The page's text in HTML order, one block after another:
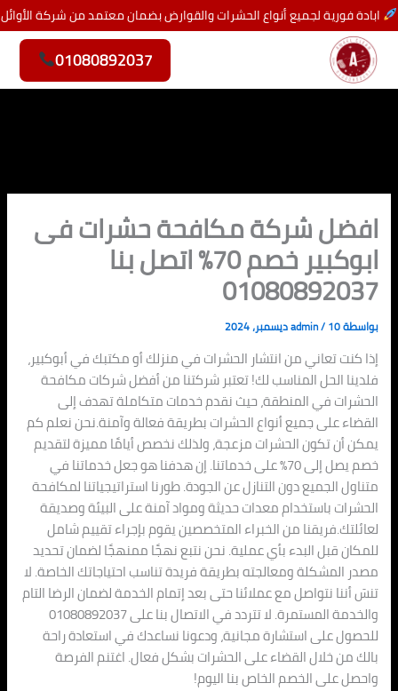
تخطي
إلى
المحتوى
ابادة فورية لجميع أنواع الحشرات والقوارض بضمان معتمد من شركة الأوائل
01080892037
افضل شركة مكافحة حشرات فى
ابوكبير خصم 70% اتصل بنا
01080892037
بواسطة admin/10 ديسمبر، 2024
إذا كنت تعاني من انتشار الحشرات في منزلك أو مكتبك في أبوكبير،
فلدينا الحل المناسب لك! تعتبر شركتنا من أفضل شركات مكافحة
الحشرات في المنطقة، حيث نقدم خدمات متكاملة تهدف إلى
القضاء على جميع أنواع الحشرات بطريقة فعالة وآمنة.نحن نعلم كم
يمكن أن تكون الحشرات مزعجة، ولذلك نخصص أيامًا مميزة لتقديم
خصم يصل إلى 70% على خدماتنا. إن هدفنا هو جعل خدماتنا في
متناول الجميع دون التنازل عن الجودة. طورنا استراتيجياتنا لمكافحة
الحشرات باستخدام معدات حديثة ومواد آمنة على البيئة وصديقة
لعائلتك.فريقنا من الخبراء المتخصصين يقوم بإجراء تقييم شامل
للمكان قبل البدء بأي عملية. نحن نتبع نهجًا ممنهجًا لضمان تحديد
مصدر المشكلة ومعالجته بطريقة فريدة تناسب احتياجاتك الخاصة. لا
تنسَ أننا نتواصل مع عملائنا حتى بعد إتمام الخدمة لضمان الرضا التام
والخدمة المستمرة. لا تتردد في الاتصال بنا على 01080892037
للحصول على استشارة مجانية، ودعونا نساعدك في استعادة راحة
بالك من خلال القضاء على الحشرات بشكل فعال. اغتنم الفرصة
واحصل على الخصم الخاص بنا اليوم!